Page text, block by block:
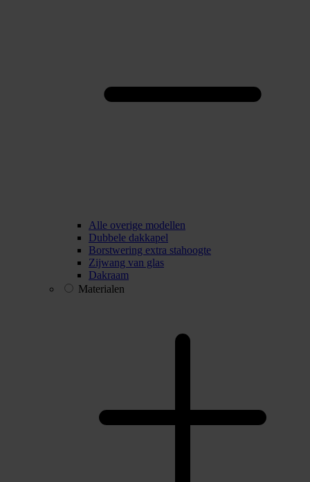
Alle overige modellen
Dubbele dakkapel
Borstwering extra stahoogte
Zijwang van glas
Dakraam
Materialen